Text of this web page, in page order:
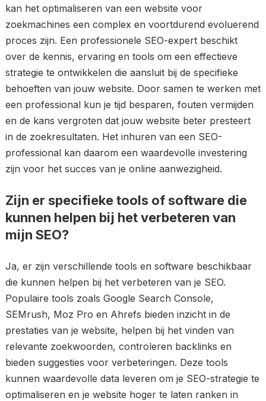
kan het optimaliseren van een website voor
zoekmachines een complex en voortdurend evoluerend
proces zijn. Een professionele SEO-expert beschikt
over de kennis, ervaring en tools om een effectieve
strategie te ontwikkelen die aansluit bij de specifieke
behoeften van jouw website. Door samen te werken met
een professional kun je tijd besparen, fouten vermijden
en de kans vergroten dat jouw website beter presteert
in de zoekresultaten. Het inhuren van een SEO-
professional kan daarom een waardevolle investering
zijn voor het succes van je online aanwezigheid.
Zijn er specifieke tools of software die
kunnen helpen bij het verbeteren van
mijn SEO?
Ja, er zijn verschillende tools en software beschikbaar
die kunnen helpen bij het verbeteren van je SEO.
Populaire tools zoals Google Search Console,
SEMrush, Moz Pro en Ahrefs bieden inzicht in de
prestaties van je website, helpen bij het vinden van
relevante zoekwoorden, controleren backlinks en
bieden suggesties voor verbeteringen. Deze tools
kunnen waardevolle data leveren om je SEO-strategie te
optimaliseren en je website hoger te laten ranken in